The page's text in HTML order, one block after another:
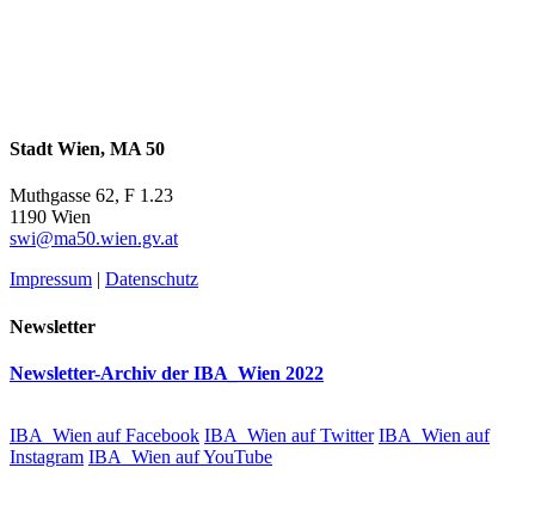
Stadt Wien, MA 50
Muthgasse 62, F 1.23
1190 Wien
swi@ma50.wien.gv.at
Impressum | Datenschutz
Newsletter
Newsletter-Archiv der IBA_Wien 2022
IBA_Wien auf Facebook IBA_Wien auf Twitter IBA_Wien auf
Instagram IBA_Wien auf YouTube